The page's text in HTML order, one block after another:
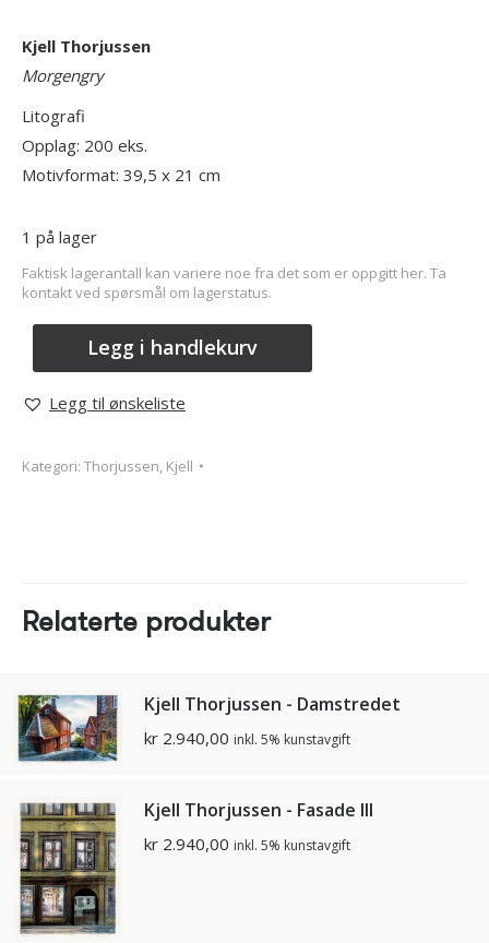
Kjell Thorjussen
Morgengry
Litografi
Opplag: 200 eks.
Motivformat: 39,5 x 21 cm
1 på lager
Faktisk lagerantall kan variere noe fra det som er oppgitt her. Ta
kontakt ved spørsmål om lagerstatus.
Legg i handlekurv
Legg til ønskeliste
Kategori: Thorjussen, Kjell
Relaterte produkter
Kjell Thorjussen - Damstredet
kr 2.940,00 inkl. 5% kunstavgift
Kjell Thorjussen - Fasade lll
kr 2.940,00 inkl. 5% kunstavgift